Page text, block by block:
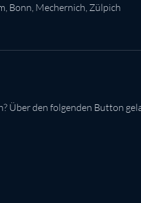
Bonn Mechernich Zülpich
Über den folgenden Button